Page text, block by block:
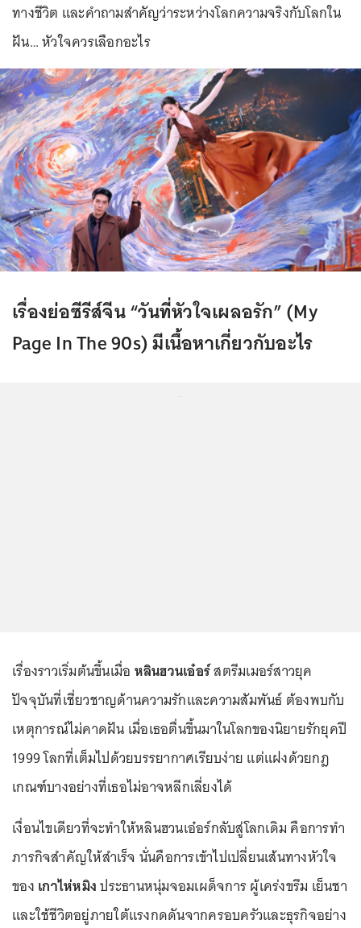
ทางชีวิต และคำถามสำคัญว่าระหว่างโลกความจริงกับโลกใน
ฝัน… หัวใจควรเลือกอะไร
เรื่องย่อซีรีส์จีน “วันที่หัวใจเผลอรัก” (My
Page In The 90s) มีเนื้อหาเกี่ยวกับอะไร
เรื่องราวเริ่มต้นขึ้นเมื่อ หลินฮวนเอ๋อร์สตรีมเมอร์สาวยุค
ปัจจุบันที่เชี่ยวชาญด้านความรักและความสัมพันธ์ ต้องพบกับ
เหตุการณ์ไม่คาดฝัน เมื่อเธอตื่นขึ้นมาในโลกของนิยายรักยุคปี
1999 โลกที่เต็มไปด้วยบรรยากาศเรียบง่าย แต่แฝงด้วยกฎ
เกณฑ์บางอย่างที่เธอไม่อาจหลีกเลี่ยงได้
เงื่อนไขเดียวที่จะทำให้หลินฮวนเอ๋อร์กลับสู่โลกเดิม คือการทำ
ภารกิจสำคัญให้สำเร็จ นั่นคือการเข้าไปเปลี่ยนเส้นทางหัวใจ
ของ เกาไห่หมิงประธานหนุ่มจอมเผด็จการ ผู้เคร่งขรึม เย็นชา
และใช้ชีวิตอยู่ภายใต้แรงกดดันจากครอบครัวและธุรกิจอย่าง